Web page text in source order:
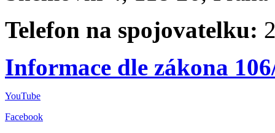
Telefon na spojovatelku:
Informace dle zákona
YouTube
Facebook